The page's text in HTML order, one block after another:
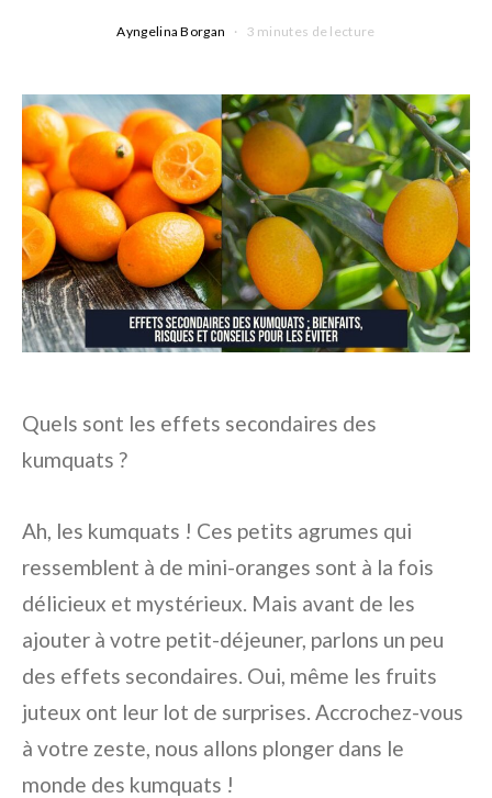
Ayngelina Borgan 3 minutes de lecture
Quels sont les effets secondaires des
kumquats ?
Ah, les kumquats ! Ces petits agrumes qui
ressemblent à de mini-oranges sont à la fois
délicieux et mystérieux. Mais avant de les
ajouter à votre petit-déjeuner, parlons un peu
des effets secondaires. Oui, même les fruits
juteux ont leur lot de surprises. Accrochez-vous
à votre zeste, nous allons plonger dans le
monde des kumquats !